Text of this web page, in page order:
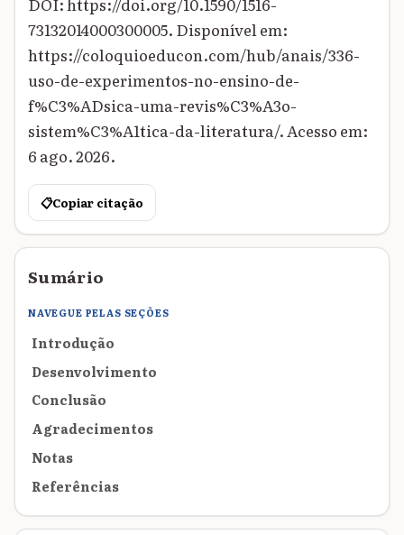
73132014000300005. Disponível em:
https://coloquioeducon.com/hub/anais/336-
uso-de-experimentos-no-ensino-de-
f%C3%ADsica-uma-revis%C3%A3o-
sistem%C3%A1tica-da-literatura/. Acesso em:
6 ago. 2026.
📋Copiar citação
Sumário
NAVEGUE PELAS SEÇÕES
Introdução
Desenvolvimento
Conclusão
Agradecimentos
Notas
Referências